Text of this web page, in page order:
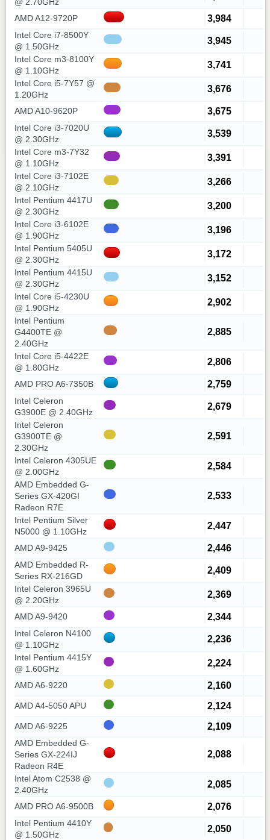
AMD A12-9720P 3,984
Intel Core i7-8500Y
@ 1.50GHz
3,945
Intel Core m3-8100Y
@ 1.10GHz
3,741
Intel Core i5-7Y57 @
1.20GHz
3,676
AMD A10-9620P 3,675
Intel Core i3-7020U
@ 2.30GHz
3,539
Intel Core m3-7Y32
@ 1.10GHz
3,391
Intel Core i3-7102E
@ 2.10GHz
3,266
Intel Pentium 4417U
@ 2.30GHz
3,200
Intel Core i3-6102E
@ 1.90GHz
3,196
Intel Pentium 5405U
@ 2.30GHz
3,172
Intel Pentium 4415U
@ 2.30GHz
3,152
Intel Core i5-4230U
@ 1.90GHz
2,902
Intel Pentium
G4400TE @
2.40GHz
2,885
Intel Core i5-4422E
@ 1.80GHz
2,806
AMD PRO A6-7350B 2,759
Intel Celeron
G3900E @ 2.40GHz
2,679
Intel Celeron
G3900TE @
2.30GHz
2,591
Intel Celeron 4305UE
@ 2.00GHz
2,584
AMD Embedded G-
Series GX-420GI
Radeon R7E
2,533
Intel Pentium Silver
N5000 @ 1.10GHz
2,447
AMD A9-9425 2,446
AMD Embedded R-
Series RX-216GD
2,409
Intel Celeron 3965U
@ 2.20GHz
2,369
AMD A9-9420 2,344
Intel Celeron N4100
@ 1.10GHz
2,236
Intel Pentium 4415Y
@ 1.60GHz
2,224
AMD A6-9220 2,160
AMD A4-5050 APU 2,124
AMD A6-9225 2,109
AMD Embedded G-
Series GX-224IJ
Radeon R4E
2,088
Intel Atom C2538 @
2.40GHz
2,085
AMD PRO A6-9500B 2,076
Intel Pentium 4410Y
@ 1.50GHz
2,050